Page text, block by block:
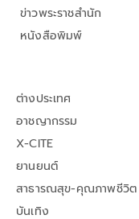
ข่าวพระราชสำนัก
หนังสือพิมพ์
ต่างประเทศ
อาชญากรรม
X-CITE
ยานยนต์
สาธารณสุข-คุณภาพชีวิต
บันเทิง